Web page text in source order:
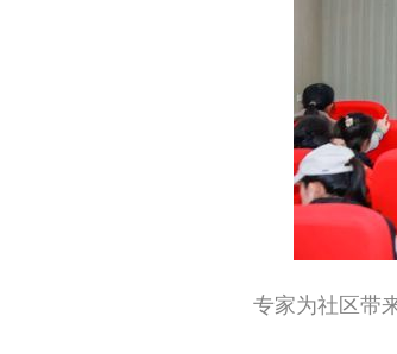
专家为社区带